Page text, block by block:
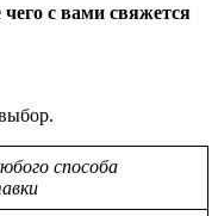
с вами свяжется
способа